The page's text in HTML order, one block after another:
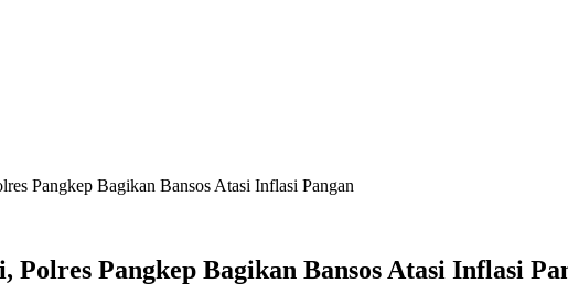
Pangkep Bagikan Bansos Atasi Inflasi Pangan
Pangkep Bagikan Bansos Atasi Inflasi